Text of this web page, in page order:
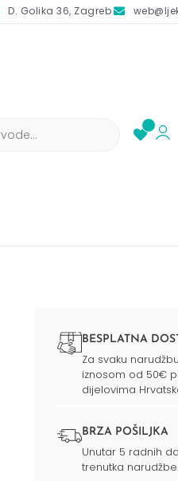
D. Golika 36, Zagreb
BESPLATNA
Za svaku
iznosom od 50€
dijelovima
BRZA POŠILJKA
Unutar 5 radnih
trenutka narudžbe.